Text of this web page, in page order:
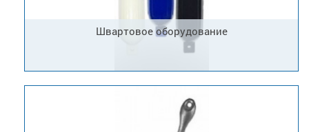
Швартовое оборудование